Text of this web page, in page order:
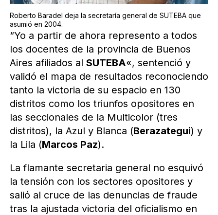
Roberto Baradel deja la secretaría general de SUTEBA que
asumió en 2004.
“Yo a partir de ahora represento a todos
los docentes de la provincia de Buenos
Aires afiliados al SUTEBA«, sentenció y
validó el mapa de resultados reconociendo
tanto la victoria de su espacio en 130
distritos como los triunfos opositores en
las seccionales de la Multicolor (tres
distritos), la Azul y Blanca (Berazategui) y
la Lila (Marcos Paz).
La flamante secretaria general no esquivó
la tensión con los sectores opositores y
salió al cruce de las denuncias de fraude
tras la ajustada victoria del oficialismo en